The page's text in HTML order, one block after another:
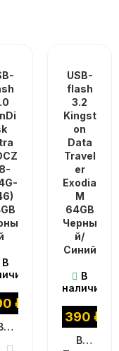
В
₽
В КОРЗИНУ
USB-
flash
3.2
Kingst
on
Data
Travel
er
Exodia
M
64GB
Черны
й/
Синий
В
наличии
1 390 ₽
В КОРЗИНУ